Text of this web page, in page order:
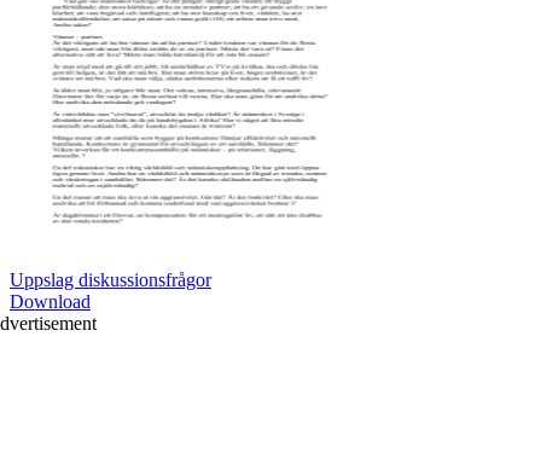
Uppslag diskussionsfrågor
Download